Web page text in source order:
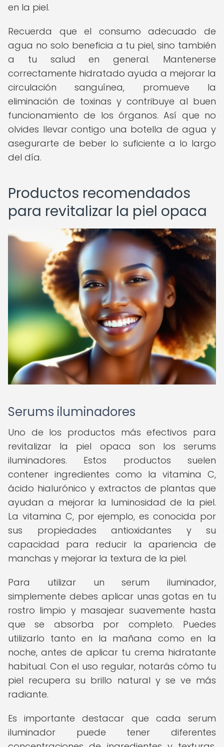
en la piel.
Recuerda que el consumo adecuado de
agua no solo beneficia a tu piel, sino también
a tu salud en general. Mantenerse
correctamente hidratado ayuda a mejorar la
circulación sanguínea, promueve la
eliminación de toxinas y contribuye al buen
funcionamiento de los órganos. Así que no
olvides llevar contigo una botella de agua y
asegurarte de beber lo suficiente a lo largo
del día.
Productos recomendados
para revitalizar la piel opaca
Serums iluminadores
Uno de los productos más efectivos para
revitalizar la piel opaca son los serums
iluminadores. Estos productos suelen
contener ingredientes como la vitamina C,
ácido hialurónico y extractos de plantas que
ayudan a mejorar la luminosidad de la piel.
La vitamina C, por ejemplo, es conocida por
sus propiedades antioxidantes y su
capacidad para reducir la apariencia de
manchas y mejorar la textura de la piel.
Para utilizar un serum iluminador,
simplemente debes aplicar unas gotas en tu
rostro limpio y masajear suavemente hasta
que se absorba por completo. Puedes
utilizarlo tanto en la mañana como en la
noche, antes de aplicar tu crema hidratante
habitual. Con el uso regular, notarás cómo tu
piel recupera su brillo natural y se ve más
radiante.
Es importante destacar que cada serum
iluminador puede tener diferentes